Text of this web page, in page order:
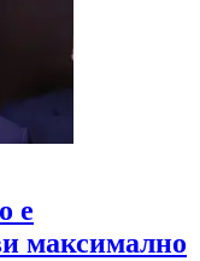
е
максимално